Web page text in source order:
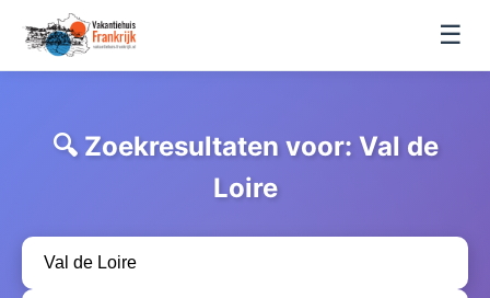
☰
🔍 Zoekresultaten voor: Val de
Loire